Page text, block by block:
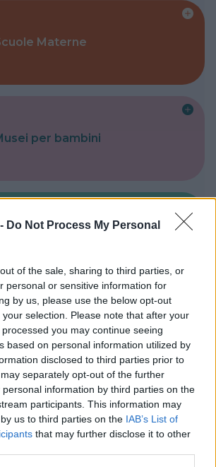
Do Not Process My Personal
of the sale, sharing to third parties, or
personal or sensitive information for
by us, please use the below opt-out
selection. Please note that after your
you may continue seeing
based on personal information utilized by
disclosed to third parties prior to
separately opt-out of the further
information by third parties on the
participants. This information may
us to third parties on the IAB’s List of
that may further disclose it to other
Materne
per bambini
Spacci e Outlet per Bambini
Parking
feste per bambini